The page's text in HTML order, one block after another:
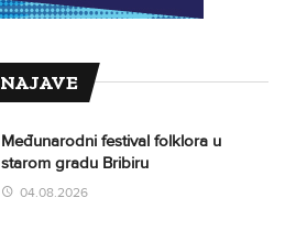
NAJAVE
Međunarodni festival folklora u
starom gradu Bribiru
04.08.2026